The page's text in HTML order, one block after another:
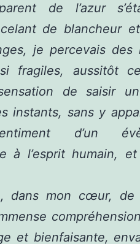
de l’azur
de blancheur
je percevais des
fragiles, aussitôt
de saisir
instants, sans y
d’un
à l’esprit humain,
dans mon cœur, de
et bienfaisante,